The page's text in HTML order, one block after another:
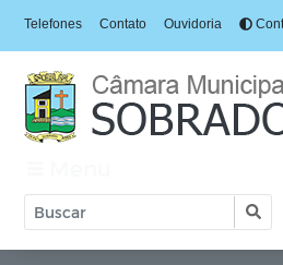
Telefones Contato Ouvidoria